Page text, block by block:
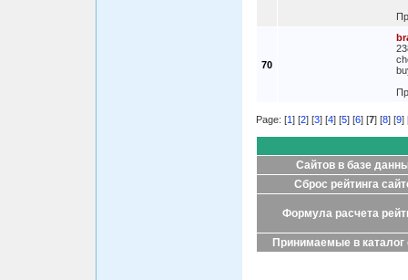
70
Page: [1] [2] [3] [4] [5] [6] [7] [8] [9]
Сайтов в базе
Сброс рейтинга
Формула расчета
Принимаемые в каталог